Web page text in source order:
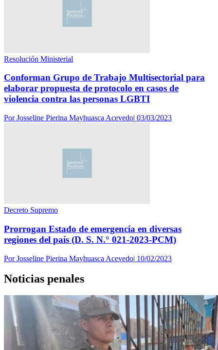
Resolución Ministerial
Conforman Grupo de Trabajo Multisectorial para
elaborar propuesta de protocolo en casos de
violencia contra las personas LGBTI
PorJosseline Pierina Mayhuasca Acevedo| 03/03/2023
Decreto Supremo
Prorrogan Estado de emergencia en diversas
regiones del país (D. S. N.° 021-2023-PCM)
PorJosseline Pierina Mayhuasca Acevedo| 10/02/2023
Noticias penales